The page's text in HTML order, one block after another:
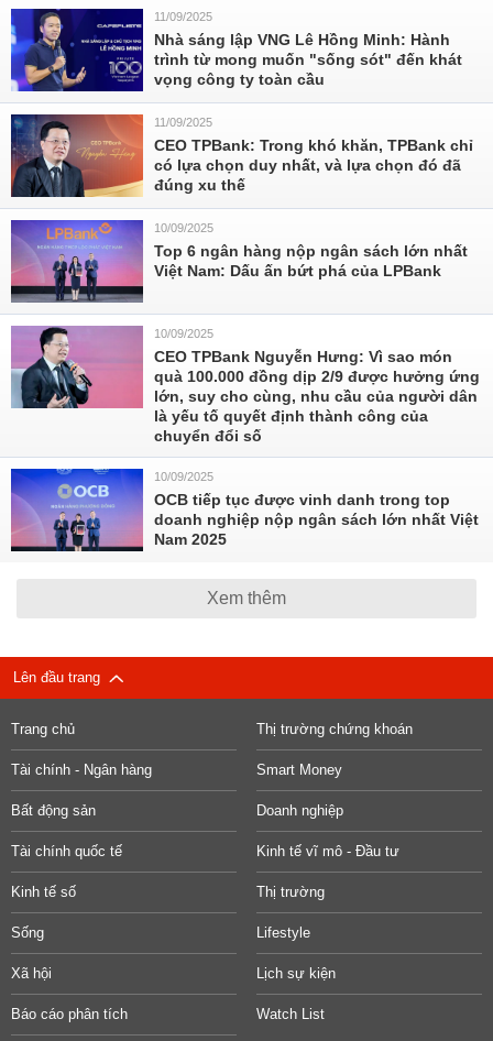
11/09/2025
Nhà sáng lập VNG Lê Hồng Minh: Hành
trình từ mong muốn "sống sót" đến khát
vọng công ty toàn cầu
11/09/2025
CEO TPBank: Trong khó khăn, TPBank chỉ
có lựa chọn duy nhất, và lựa chọn đó đã
đúng xu thế
10/09/2025
Top 6 ngân hàng nộp ngân sách lớn nhất
Việt Nam: Dấu ấn bứt phá của LPBank
10/09/2025
CEO TPBank Nguyễn Hưng: Vì sao món
quà 100.000 đồng dịp 2/9 được hưởng ứng
lớn, suy cho cùng, nhu cầu của người dân
là yếu tố quyết định thành công của
chuyển đổi số
10/09/2025
OCB tiếp tục được vinh danh trong top
doanh nghiệp nộp ngân sách lớn nhất Việt
Nam 2025
Xem thêm
Lên đầu trang
Trang chủ Thị trường chứng khoán
Tài chính - Ngân hàng Smart Money
Bất động sản Doanh nghiệp
Tài chính quốc tế Kinh tế vĩ mô - Đầu tư
Kinh tế số Thị trường
Sống Lifestyle
Xã hội Lịch sự kiện
Báo cáo phân tích Watch List